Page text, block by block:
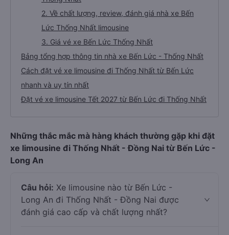
2. Về chất lượng, review, đánh giá nhà xe Bến
Lức Thống Nhất limousine
3. Giá vé xe Bến Lức Thống Nhất
Bảng tổng hợp thông tin nhà xe Bến Lức - Thống Nhất
Cách đặt vé xe limousine đi Thống Nhất từ Bến Lức
nhanh và uy tín nhất
Đặt vé xe limousine Tết 2027 từ Bến Lức đi Thống Nhất
Những thắc mắc mà hàng khách thường gặp khi đặt
xe limousine đi Thống Nhất - Đồng Nai từ Bến Lức -
Long An
Câu hỏi: Xe limousine nào từ Bến Lức -
Long An đi Thống Nhất - Đồng Nai được
đánh giá cao cấp và chất lượng nhất?